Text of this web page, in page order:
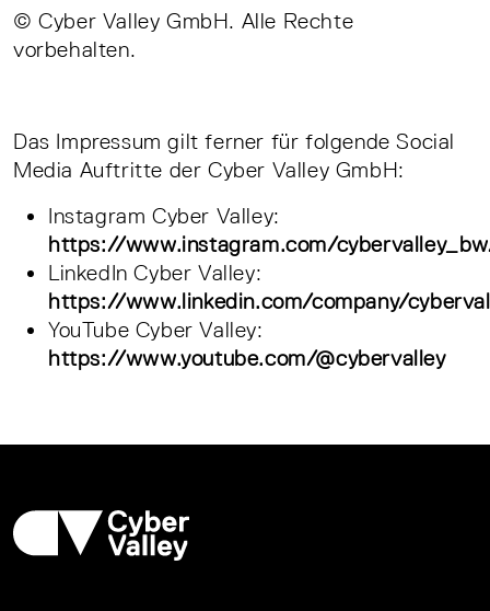
© Cyber Valley GmbH. Alle Rechte
vorbehalten.
Das Impressum gilt ferner für folgende Social
Media Auftritte der Cyber Valley GmbH:
Instagram Cyber Valley:
https://www.instagram.com/
LinkedIn Cyber Valley:
https://www.linkedin.com/company/
YouTube Cyber Valley:
https://www.youtube.com/@cybervalley